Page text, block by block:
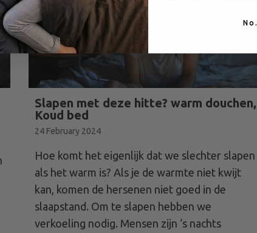
Slapen met deze hitte? warm douchen,
Koud bed
24 February 2024
Hoe komt het eigenlijk dat we slechter slapen
als het warm is? Als je de warmte niet kwijt
kan, komen de hersenen niet goed in de
slaapstand. Om te slapen hebben we
verkoeling nodig. Mensen zijn ‘s nachts